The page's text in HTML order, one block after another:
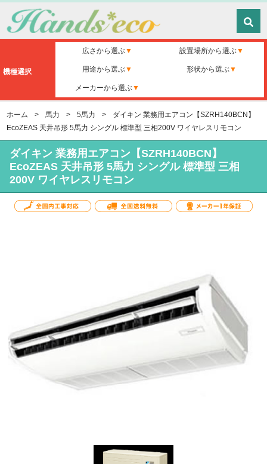
機種選択
広さから選ぶ 設置場所から選ぶ
用途から選ぶ 形状から選ぶ
メーカーから選ぶ
ホーム > 馬力 > 5馬力 >
ダイキン 業務用エアコン【SZRH140BCN】
EcoZEAS 天井吊形 5馬力 シングル 標準型 三相200V ワイヤレスリモコン
ダイキン 業務用エアコン【SZRH140BCN】
EcoZEAS 天井吊形 5馬力 シングル 標準型 三相
200V ワイヤレスリモコン